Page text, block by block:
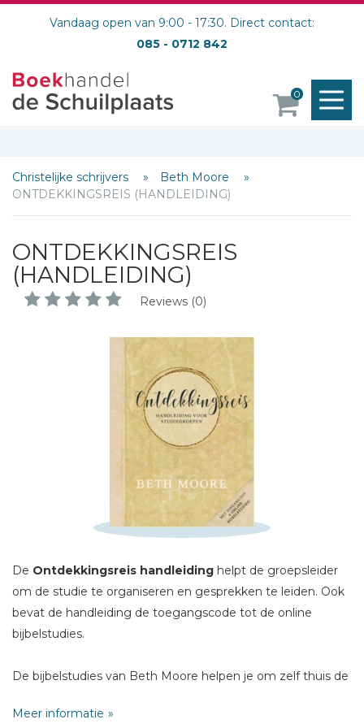
Vandaag open van 9:00 - 17:30. Direct contact:
085 - 0712 842
0
Christelijke schrijvers
Beth Moore
ONTDEKKINGSREIS (HANDLEIDING)
ONTDEKKINGSREIS
(HANDLEIDING)
Reviews (0)
De Ontdekkingsreis handleiding helpt de groepsleider
om de studie te organiseren en gesprekken te leiden. Ook
bevat de handleiding de toegangscode tot de online
bijbelstudies.
De bijbelstudies van Beth Moore helpen je om zelf thuis de
Beth Moore via video's volgen. In deze studie helpt Beth
Meer informatie
Schrijf hieronder je review!
E-mail *
Titel *